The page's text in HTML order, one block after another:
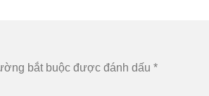
bắt buộc được đánh dấu *